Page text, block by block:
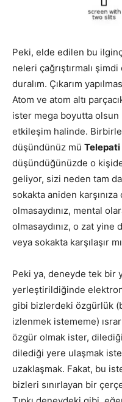
Peki, elde edilen bu
neleri çağrıştırmalı
duralım. Çıkarım
Atom ve atom altı
ister mega boyutta olsun
etkileşim halinde.
düşündünüz mü Telepati
düşündüğünüzde o
geliyor, sizi neden tam
sokakta aniden karşınıza
olmasaydınız, mental
olmasaydınız, o zat
veya sokakta karşılaşır
Peki ya, deneyde tek bir
yerleştirildiğinde
gibi bizlerdeki özgürlük
izlenmek istememe)
özgür olmak ister,
dilediği yere ulaşmak
uzaklaşmak. Fakat, bu
bizleri sınırlayan bir